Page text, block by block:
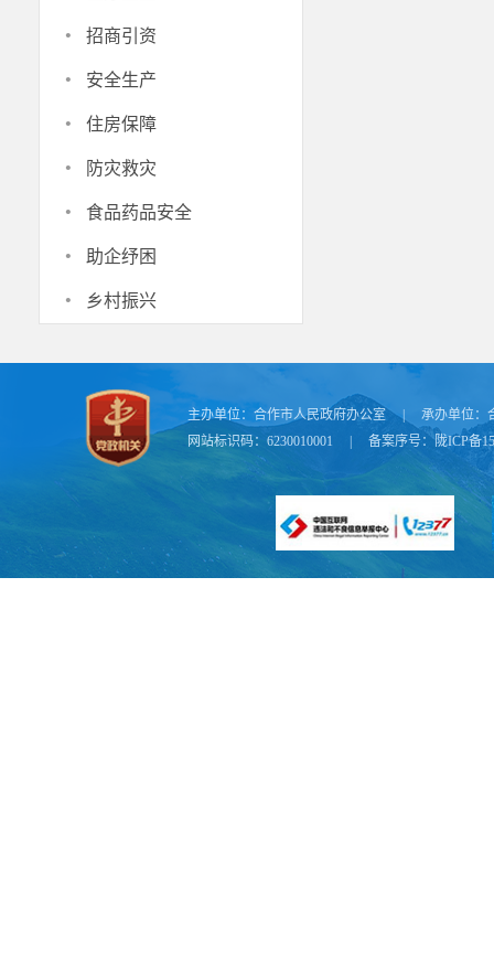
· 招商引资
· 安全生产
· 住房保障
· 防灾救灾
· 食品药品安全
· 助企纾困
· 乡村振兴
主办单位： 合作市人民政府办公室 承办单位：
网站标识码：6230010001
备案序号：陇ICP备